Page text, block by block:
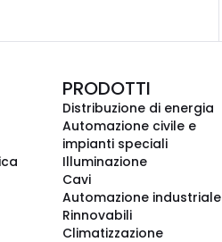
PRODOTTI
Distribuzione di energia
Automazione civile e
impianti speciali
Illuminazione
Cavi
Automazione industriale
Rinnovabili
Climatizzazione